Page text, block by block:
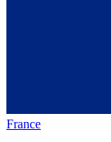
France